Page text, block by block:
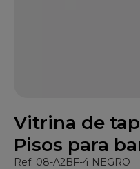
Vitrina de
Pisos para
Ref: 08-A2BF-4 NEGRO